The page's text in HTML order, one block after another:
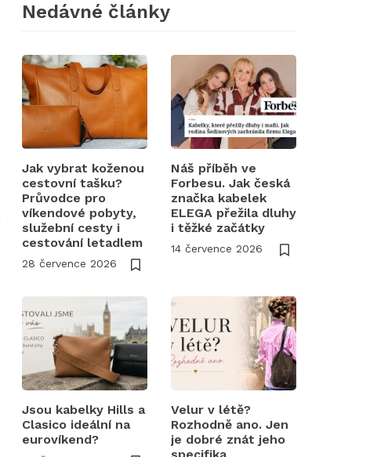
Nedávné články
Jak vybrat koženou
cestovní tašku?
Průvodce pro
víkendové pobyty,
služební cesty i
cestování letadlem
28 července 2026
Náš příběh ve
Forbesu. Jak česká
značka kabelek
ELEGA přežila dluhy
i těžké začátky
14 července 2026
Jsou kabelky Hills a
Clasico ideální na
eurovíkend?
Velur v létě?
Rozhodně ano. Jen
je dobré znát jeho